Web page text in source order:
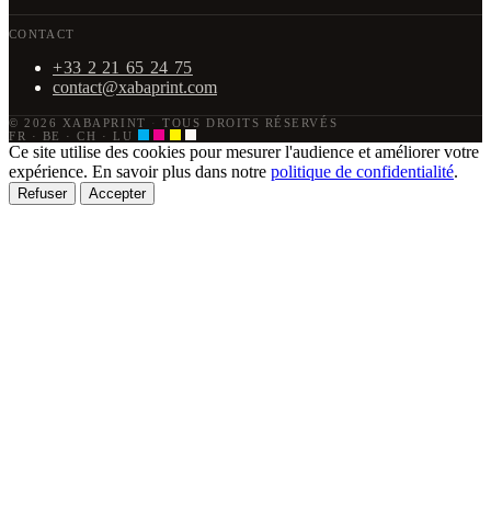
CONTACT
+33 2 21 65 24 75
contact@xabaprint.com
© 2026 XABAPRINT ·
TOUS DROITS RÉSERVÉS
FR · BE · CH · LU
Ce site utilise des cookies pour mesurer l'audience et améliorer votre
expérience. En savoir plus dans notre politique de confidentialité.
Refuser Accepter